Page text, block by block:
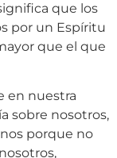
que los
por un Espíritu
que el que
en nuestra
sobre nosotros,
porque no